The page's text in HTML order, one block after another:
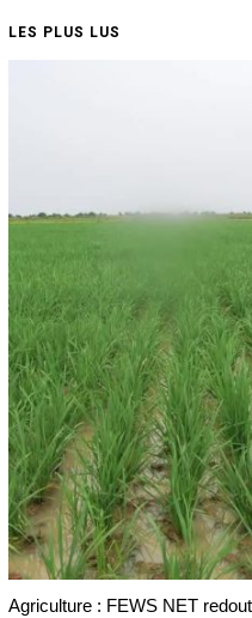
LES PLUS LUS
Agriculture : FEWS NET